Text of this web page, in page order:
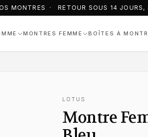
· RETOUR SOUS 14 JOURS,
MONTRES FEMME BOÎTES À
LOTUS
Montre